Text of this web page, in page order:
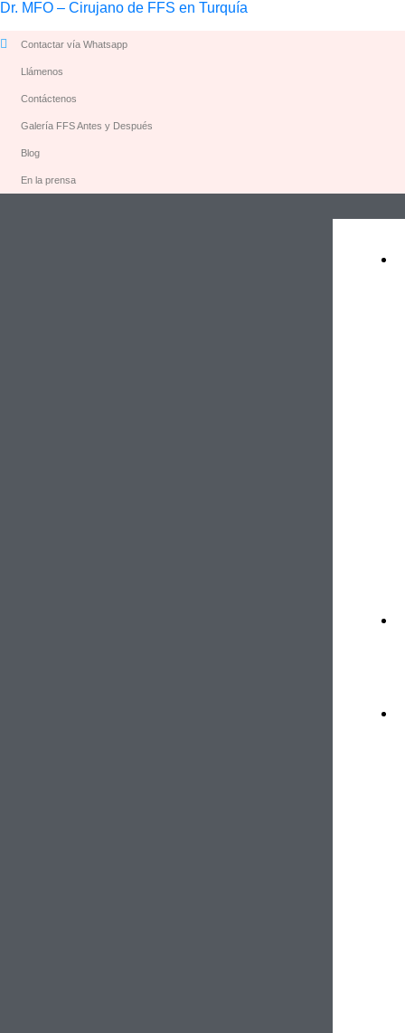
Dr. MFO – Cirujano de FFS en Turquía
Contactar vía Whatsapp
Llámenos
Contáctenos
Galería FFS Antes y Después
Blog
En la prensa